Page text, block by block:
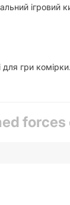
ігровий
для гри
forces